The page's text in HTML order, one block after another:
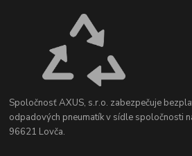
Spoločnosť AXUS, s.r.o. zabezpečuje
odpadových pneumatík v sídle spoločnosti
96621 Lovča.